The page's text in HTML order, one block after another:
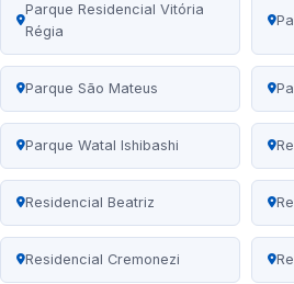
Parque Residencial Vitória
Régia
Parque São Mateus
Parque Watal Ishibashi
Residencial Beatriz
Residencial Cremonezi